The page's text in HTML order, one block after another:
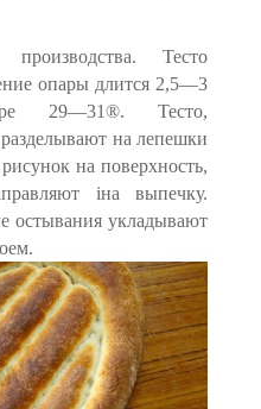
производства. Тесто
опары длится 2,5—3
29—31®. Тесто,
на лепешки
на поверхность,
іна выпечку.
остывания укла­дывают